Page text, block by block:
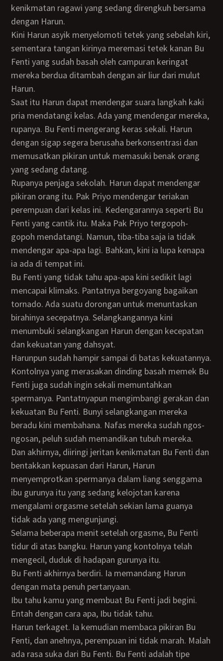
kenikmatan ragawi yang sedang direngkuh bersama
dengan Harun.
Kini Harun asyik menyelomoti tetek yang sebelah kiri,
sementara tangan kirinya meremasi tetek kanan Bu
Fenti yang sudah basah oleh campuran keringat
mereka berdua ditambah dengan air liur dari mulut
Harun.
Saat itu Harun dapat mendengar suara langkah kaki
pria mendatangi kelas. Ada yang mendengar mereka,
rupanya. Bu Fenti mengerang keras sekali. Harun
dengan sigap segera berusaha berkonsentrasi dan
memusatkan pikiran untuk memasuki benak orang
yang sedang datang.
Rupanya penjaga sekolah. Harun dapat mendengar
pikiran orang itu. Pak Priyo mendengar teriakan
perempuan dari kelas ini. Kedengarannya seperti Bu
Fenti yang cantik itu. Maka Pak Priyo tergopoh-
gopoh mendatangi. Namun, tiba-tiba saja ia tidak
mendengar apa-apa lagi. Bahkan, kini ia lupa kenapa
ia ada di tempat ini.
Bu Fenti yang tidak tahu apa-apa kini sedikit lagi
mencapai klimaks. Pantatnya bergoyang bagaikan
tornado. Ada suatu dorongan untuk menuntaskan
birahinya secepatnya. Selangkangannya kini
menumbuki selangkangan Harun dengan kecepatan
dan kekuatan yang dahsyat.
Harunpun sudah hampir sampai di batas kekuatannya.
Kontolnya yang merasakan dinding basah memek Bu
Fenti juga sudah ingin sekali memuntahkan
spermanya. Pantatnyapun mengimbangi gerakan dan
kekuatan Bu Fenti. Bunyi selangkangan mereka
beradu kini membahana. Nafas mereka sudah ngos-
ngosan, peluh sudah memandikan tubuh mereka.
Dan akhirnya, diiringi jeritan kenikmatan Bu Fenti dan
bentakkan kepuasan dari Harun, Harun
menyemprotkan spermanya dalam liang senggama
ibu gurunya itu yang sedang kelojotan karena
mengalami orgasme setelah sekian lama guanya
tidak ada yang mengunjungi.
Selama beberapa menit setelah orgasme, Bu Fenti
tidur di atas bangku. Harun yang kontolnya telah
mengecil, duduk di hadapan gurunya itu.
Bu Fenti akhirnya berdiri. Ia memandang Harun
dengan mata penuh pertanyaan.
Ibu tahu kamu yang membuat Bu Fenti jadi begini.
Entah dengan cara apa, Ibu tidak tahu.
Harun terkaget. Ia kemudian membaca pikiran Bu
Fenti, dan anehnya, perempuan ini tidak marah. Malah
ada rasa suka dari Bu Fenti. Bu Fenti adalah tipe